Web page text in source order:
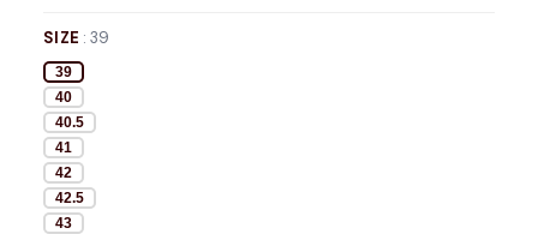
SIZE :39
39
40
40.5
41
42
42.5
43